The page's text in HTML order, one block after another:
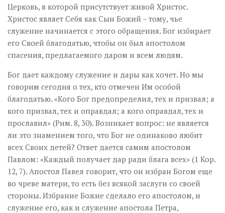
Церковь, в которой присутствует живой Христос.
Христос являет Себя как Сын Божий – тому, чье
служение начинается с этого обращения. Бог избирает
его Своей благодатью, чтобы он был апостолом
спасения, предлагаемого даром и всем людям.
Бог дает каждому служение и дары как хочет. Но мы
говорим сегодня о тех, кто отмечен Им особой
благодатью. «Кого Бог предопределил, тех и призвал; а
кого призвал, тех и оправдал; а кого оправдал, тех и
прославил» (Рим. 8, 30). Возникает вопрос: не является
ли это знамением того, что Бог не одинаково любит
всех Своих детей? Ответ дается самим апостолом
Павлом: «Каждый получает дар ради блага всех» (1 Кор.
12, 7). Апостол Павел говорит, что он избран Богом еще
во чреве матери, то есть без всякой заслуги со своей
стороны. Избрание Божие сделало его апостолом, и
служение его, как и служение апостола Петра,